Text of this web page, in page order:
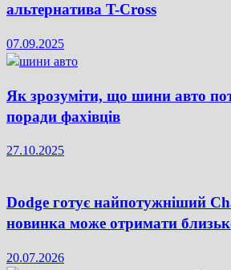
альтернатива T-Cross
07.09.2025
Як зрозуміти, що шини авто
поради фахівців
27.10.2025
Dodge готує найпотужніший
новинка може отримати
20.07.2026